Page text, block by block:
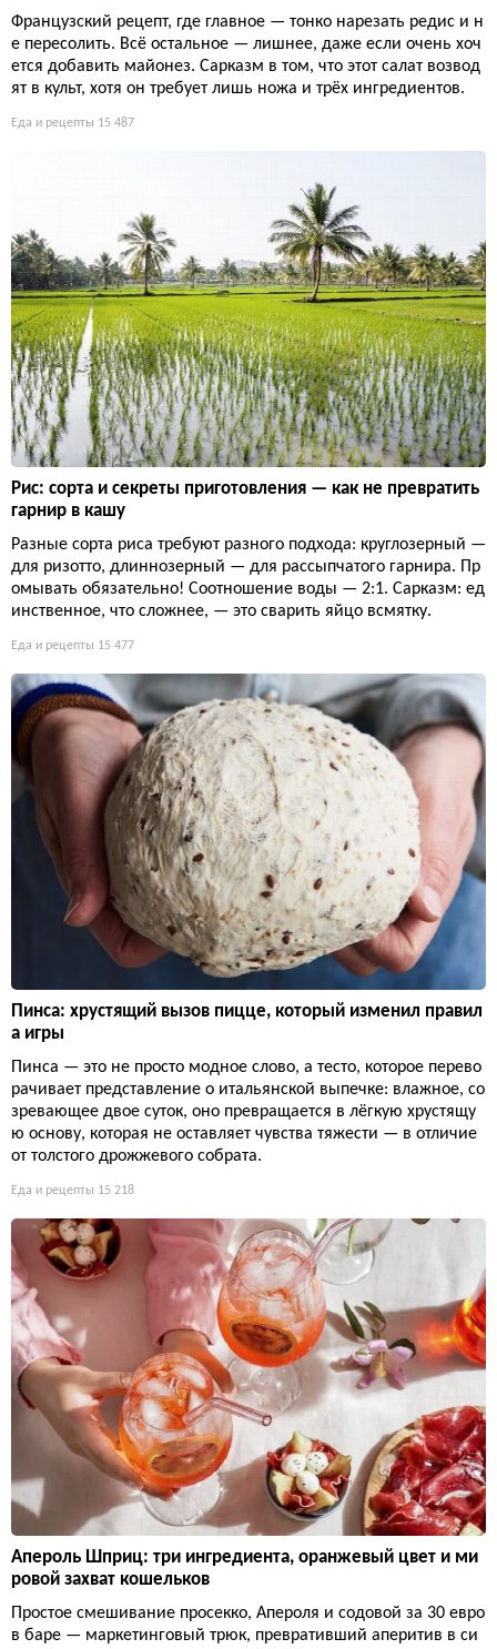
Французский рецепт, где главное — тонко нарезать редис и н
е пересолить. Всё остальное — лишнее, даже если очень хоч
ется добавить майонез. Сарказм в том, что этот салат возвод
ят в культ, хотя он требует лишь ножа и трёх ингредиентов.
Еда и рецепты 15 487
Рис: сорта и секреты приготовления — как не превратить
гарнир в кашу
Разные сорта риса требуют разного подхода: круглозерный —
для ризотто, длиннозерный — для рассыпчатого гарнира. Пр
омывать обязательно! Соотношение воды — 2:1. Сарказм: ед
инственное, что сложнее, — это сварить яйцо всмятку.
Еда и рецепты 15 477
Пинса: хрустящий вызов пицце, который изменил правил
а игры
Пинса — это не просто модное слово, а тесто, которое перево
рачивает представление о итальянской выпечке: влажное, со
зревающее двое суток, оно превращается в лёгкую хрустящу
ю основу, которая не оставляет чувства тяжести — в отличие
от толстого дрожжевого собрата.
Еда и рецепты 15 218
Апероль Шприц: три ингредиента, оранжевый цвет и ми
ровой захват кошельков
Простое смешивание просекко, Апероля и содовой за 30 евро
в баре — маркетинговый трюк, превративший аперитив в си